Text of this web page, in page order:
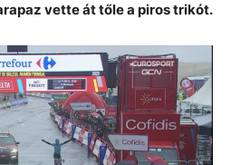
vette át tőle a piros trikót.